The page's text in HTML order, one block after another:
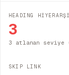
HEADING HİYERARŞİ
3
3 atlanan seviye
SKIP LINK